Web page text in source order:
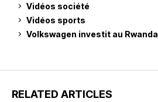
Vidéos société
Vidéos sports
Volkswagen investit au Rwanda
RELATED ARTICLES